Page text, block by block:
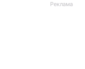
Реклама